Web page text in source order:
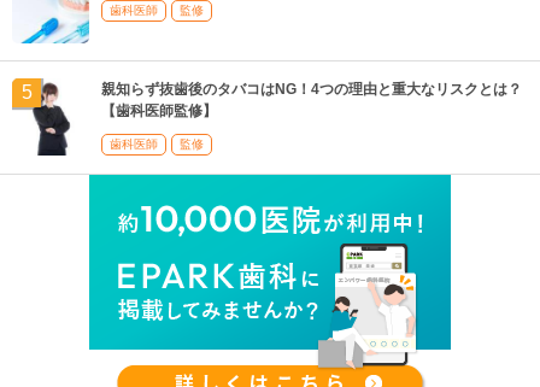
歯科医師 監修
親知らず抜歯後のタバコはNG！4つの理由と重大なリスクとは？
【歯科医師監修】
歯科医師 監修